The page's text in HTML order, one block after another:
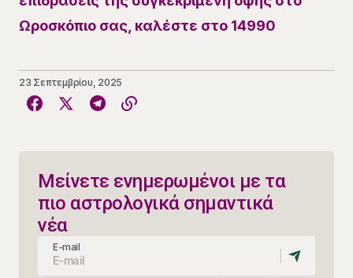
Ωροσκόπιο σας, καλέστε στο 14990
23 Σεπτεμβρίου, 2025
Μείνετε ενημερωμένοι με τα
πιο αστρολογικά σημαντικά
νέα
E-mail